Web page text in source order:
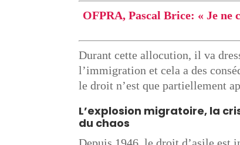
OFPRA, Pascal Brice: « Je ne
​Durant cette allocution, il va
l’immigration et cela a des
le droit n’est que partiellement
L’explosion migratoire, la
du chaos